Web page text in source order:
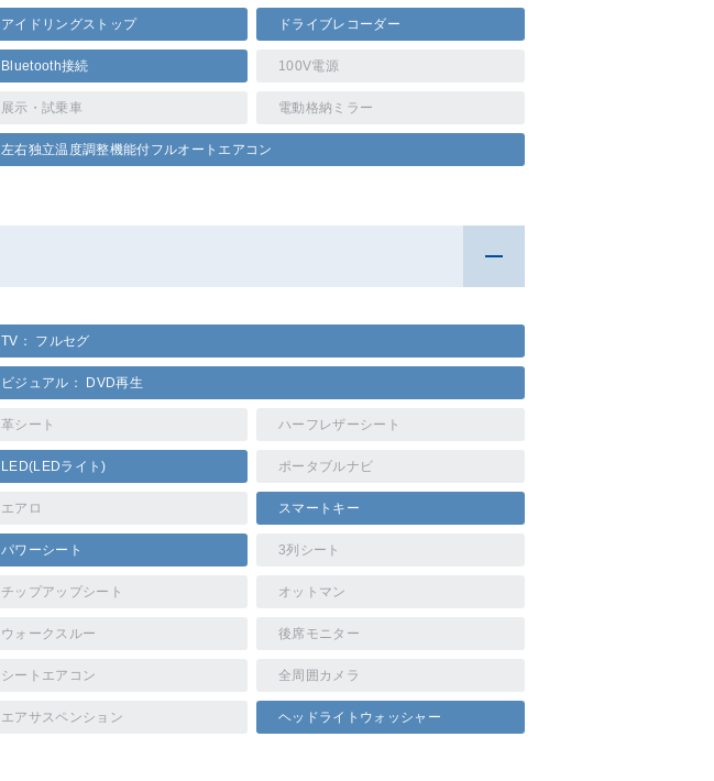
アイドリングストップ ドライブレコーダー
Bluetooth接続 100V電源
展示・試乗車 電動格納ミラー
左右独立温度調整機能付フルオートエアコン
TV： フルセグ
ビジュアル： DVD再生
革シート ハーフレザーシート
LED(LEDライト) ポータブルナビ
エアロ スマートキー
パワーシート 3列シート
チップアップシート オットマン
ウォークスルー 後席モニター
シートエアコン 全周囲カメラ
エアサスペンション ヘッドライトウォッシャー